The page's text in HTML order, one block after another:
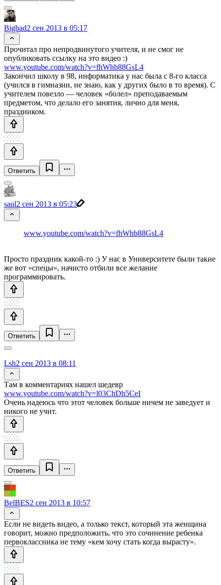
Bigbad2 сен 2013 в 05:17
Прочитал про непродвинутого учителя, и не смог не
опубликовать ссылку на это видео :)
www.youtube.com/watch?v=fhWhb88GsL4
Закончил школу в 98, информатика у нас была с 8-го класса
(учился в гимназии, не знаю, как у других было в то время). С
учителем повезло — человек «болел» преподаваемым
предметом, что делало его занятия, лично для меня,
праздником.
Ответить
saul2 сен 2013 в 05:23
www.youtube.com/watch?v=fhWhb88GsL4
Просто праздник какой-то :) У нас в Университете были такие
же вот «спецы», начисто отбили все желание
программировать.
Ответить
Lsh2 сен 2013 в 08:11
Там в комментариях нашел шедевр
www.youtube.com/watch?v=l03ChDh5CeI
Очень надеюсь что этот человек больше ничем не заведует и
никого не учит.
Ответить
BelBES2 сен 2013 в 10:57
Если не видеть видео, а только текст, который эта женщина
говорит, можно предположить, что это сочинение ребенка
первоклассника не тему «кем хочу стать когда вырасту».